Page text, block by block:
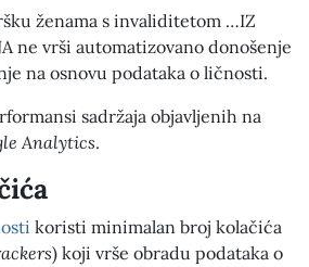
ženama s invaliditetom …IZ
ne vrši automatizovano donošenje
na osnovu podataka o ličnosti.
sadržaja objavljenih na
Analytics.
koristi minimalan broj kolačića
) koji vrše obradu podataka o